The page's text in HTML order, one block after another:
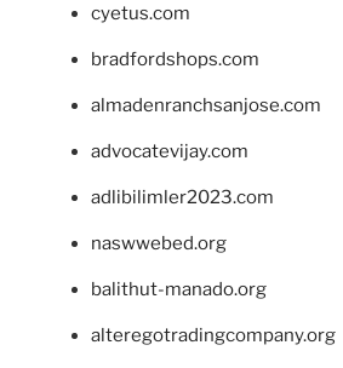
cyetus.com
bradfordshops.com
almadenranchsanjose.com
advocatevijay.com
adlibilimler2023.com
naswwebed.org
balithut-manado.org
alteregotradingcompany.org